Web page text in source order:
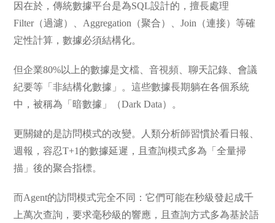
因在於，傳統數據平台是為SQL設計的，擅長處理
Filter（過濾）、Aggregation（聚合）、Join（連接）等確
定性計算，數據必須結構化。
但企業80%以上的數據是文檔、音視頻、聊天記錄、會議
紀要等「非結構化數據」。這些數據長期躺在各個系統
中，被稱為「暗數據」（Dark Data）。
更關鍵的是訪問模式的改變。人類分析師習慣於看日報、
週報，容忍T+1的數據延遲，且查詢模式多為「全量掃
描」後的聚合指標。
而Agent的訪問模式完全不同：它們可能在秒級發起成千
上萬次查詢，要求毫秒級的響應，且查詢方式多為基於語